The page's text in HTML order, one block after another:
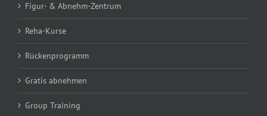
Figur- & Abnehm-Zentrum
Reha-Kurse
Rückenprogramm
Gratis abnehmen
Group Training